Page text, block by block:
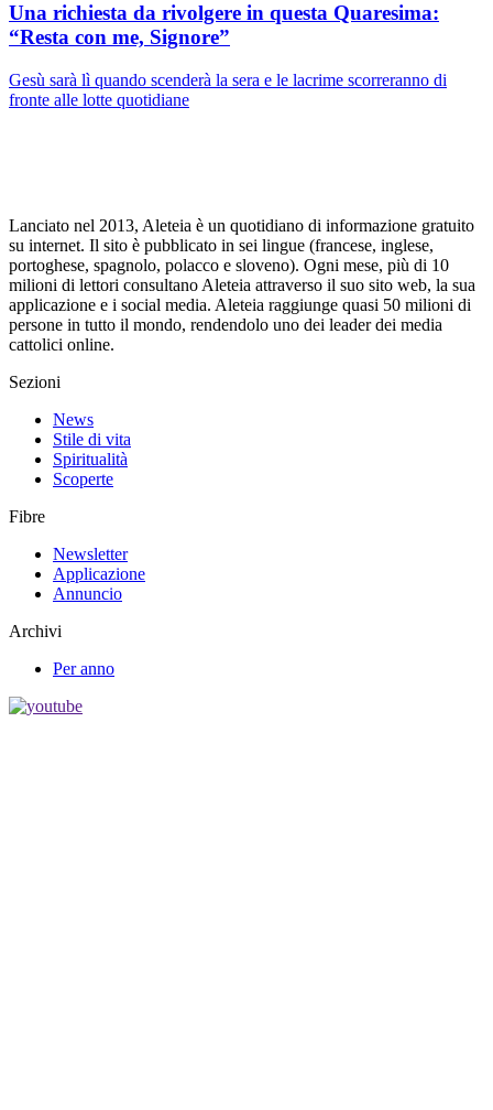
Una richiesta da rivolgere in questa Quaresima:
“Resta con me, Signore”
Gesù sarà lì quando scenderà la sera e le lacrime scorreranno di
fronte alle lotte quotidiane
Lanciato nel 2013, Aleteia è un quotidiano di informazione gratuito
su internet. Il sito è pubblicato in sei lingue (francese, inglese,
portoghese, spagnolo, polacco e sloveno). Ogni mese, più di 10
milioni di lettori consultano Aleteia attraverso il suo sito web, la sua
applicazione e i social media. Aleteia raggiunge quasi 50 milioni di
persone in tutto il mondo, rendendolo uno dei leader dei media
cattolici online.
Sezioni
News
Stile di vita
Spiritualità
Scoperte
Fibre
Newsletter
Applicazione
Annuncio
Archivi
Per anno